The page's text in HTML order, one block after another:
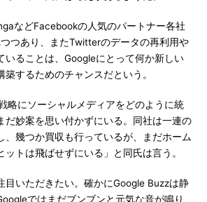
などFacebookの人気のパートナー各社
つあり、またTwitterのデータの再利用や
いることは、Googleにとって何か新しい
するためのチャンスだという。
略にソーシャルメディアをどのように統
だ妙案を思い付かずにいる。同社は一連の
、幾つか買収も行っているが、まだホーム
ットは飛ばせずにいる」と同氏は言う。
いただきたい。確かにGoogle Buzzは静
ではまだブンブンと元気な音が鳴り